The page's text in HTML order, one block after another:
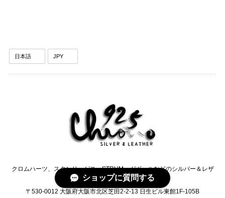
クロムハーツ、スタンリーゲス、STRUM、ガボールなどのシルバー＆レザ
ーセレクトショップCHRONO
〒530-0012 大阪府大阪市北区芝田2-2-13 日生ビル東館1F-105B
ショップに質問する